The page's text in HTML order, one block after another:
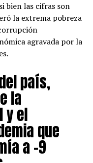
bien las cifras son
la extrema pobreza
agravada por la
país,
la
y el
que
a -9